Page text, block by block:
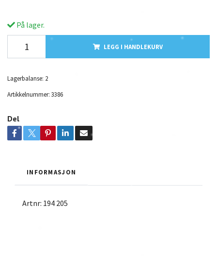
På lager.
LEGG I HANDLEKURV
Lagerbalanse: 2
Artikkelnummer: 3386
Del
INFORMASJON
Artnr: 194 205